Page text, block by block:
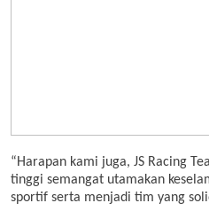
“Harapan kami juga, JS Racing
tinggi semangat utamakan
sportif serta menjadi tim yang